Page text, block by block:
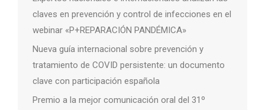
claves en prevención y control de infecciones en el
webinar «P+REPARACIÓN PANDÉMICA»
Nueva guía internacional sobre prevención y
tratamiento de COVID persistente: un documento
clave con participación española
Premio a la mejor comunicación oral del 31º